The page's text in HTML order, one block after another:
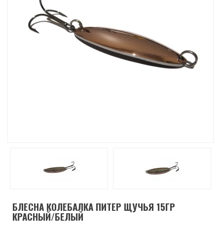
БЛЕСНА КОЛЕБАЛКА ПИТЕР ЩУЧЬЯ 15ГР
КРАСНЫЙ/БЕЛЫЙ